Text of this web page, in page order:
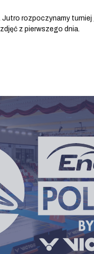
rozpoczynamy
z pierwszego dnia.